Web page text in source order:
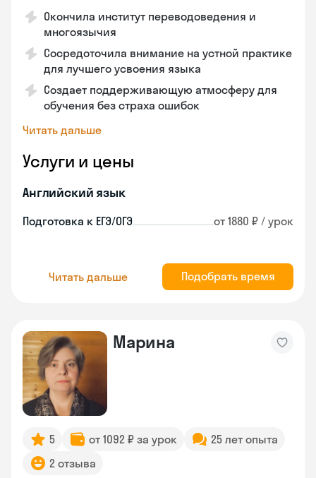
Окончила институт переводоведения и
многоязычия
Сосредоточила внимание на устной практике
для лучшего усвоения языка
Создает поддерживающую атмосферу для
обучения без страха ошибок
Читать дальше
Услуги и цены
Английский язык
Подготовка к ЕГЭ/ОГЭ от 1880 ₽ / урок
Читать дальше Подобрать время
Марина
5 от 1092 ₽ за урок
25 лет опыта
2 отзыва